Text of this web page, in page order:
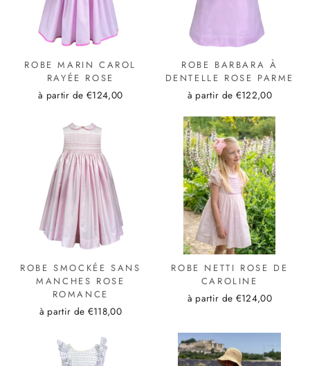
ROBE MARIN CAROL
RAYÉE ROSE
à partir de €124,00
ROBE BARBARA À
DENTELLE ROSE PARME
à partir de €122,00
ROBE SMOCKÉE SANS
MANCHES ROSE
ROMANCE
à partir de €118,00
ROBE NETTI ROSE DE
CAROLINE
à partir de €124,00